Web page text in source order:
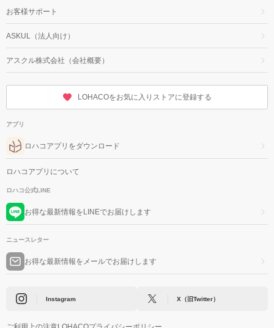
お客様サポート
ASKUL（法人向け）
アスクル株式会社（会社概要）
LOHACOをお気に入りストアに登録する
アプリ
ロハコアプリをダウンロード
ロハコアプリについて
ロハコ公式LINE
お得な最新情報をLINEでお届けします
ニュースレター
お得な最新情報をメールでお届けします
Instagram X（旧Twitter）